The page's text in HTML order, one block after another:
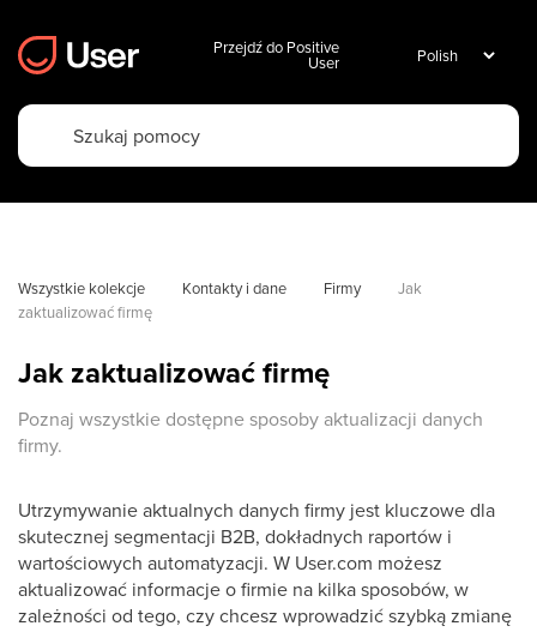
Przejdź do Positive
User
Wszystkie kolekcje Kontakty i dane Firmy
Jak
zaktualizować firmę
Jak zaktualizować firmę
Poznaj wszystkie dostępne sposoby aktualizacji danych
firmy.
Utrzymywanie aktualnych danych firmy jest kluczowe dla
skutecznej segmentacji B2B, dokładnych raportów i
wartościowych automatyzacji. W User.com możesz
aktualizować informacje o firmie na kilka sposobów, w
zależności od tego, czy chcesz wprowadzić szybką zmianę